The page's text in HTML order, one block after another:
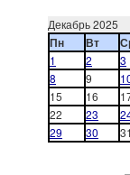
Декабрь 2025
Пн Вт
1 2 3
8
9
15
16
22
23
29
30 31